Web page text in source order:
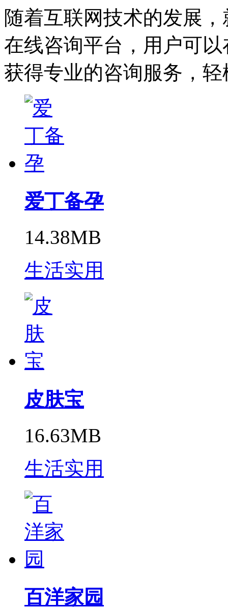
随着互联网技术的发展
在线咨询平台，用户可
获得专业的咨询服务，
爱丁备孕
14.38MB
生活实用
皮肤宝
16.63MB
生活实用
百洋家园